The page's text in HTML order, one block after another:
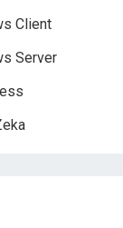
Client
Server